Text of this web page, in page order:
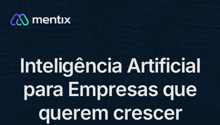
Inteligência Artificial
para Empresas que
querem crescer
CONSULTORIA GRÁTIS